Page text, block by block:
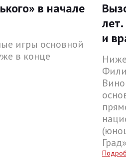
в начале
игры основной
в конце
и